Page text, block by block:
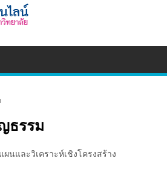
ธรรม
นและวิเคราะห์เชิงโครงสร้าง